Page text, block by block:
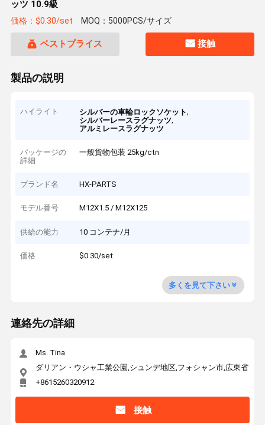
ッツ 10.9級
価格：$0.30/set MOQ：5000PCS/サイズ
ベストプライス 接触
製品の説明
ハイライト シルバーの車輪ロックソケット,
シルバーレースラグナッツ,
アルミレースラグナッツ
パッケージの
詳細
一般貨物包装 25kg/ctn
ブランド名 HX-PARTS
モデル番号 M12X1.5 / M12X125
供給の能力 10 コンテナ/月
価格 $0.30/set
多くを見て下さい
連絡先の詳細
Ms. Tina
ダリアン・ウシャ工業公園,シュンデ地区,フォシャン市,広東省
+8615260320912
接触